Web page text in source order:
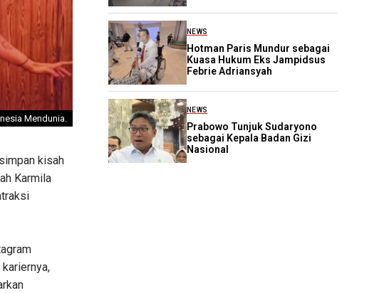
Mendunia.
kisah
Karmila
NEWS
Hotman Paris Mundur sebagai
Kuasa Hukum Eks Jampidsus
Febrie Adriansyah
NEWS
Prabowo Tunjuk Sudaryono
sebagai Kepala Badan Gizi
Nasional